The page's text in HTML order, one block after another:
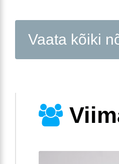
Vaata kõiki